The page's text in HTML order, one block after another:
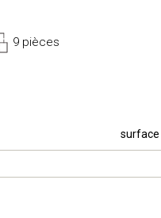
9 pièces
surface